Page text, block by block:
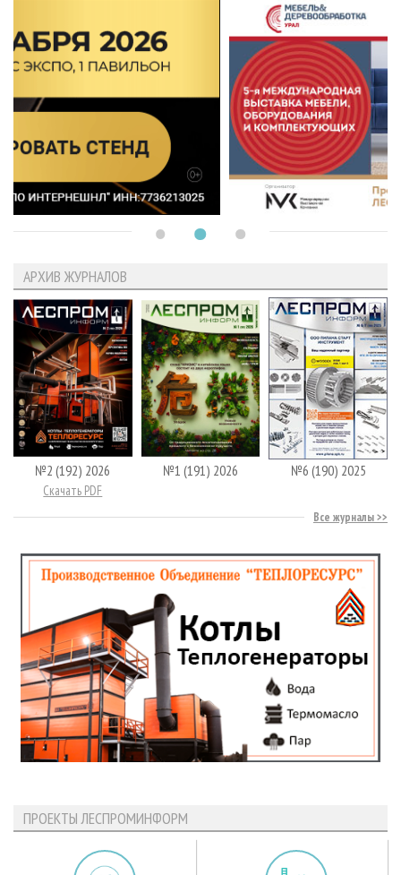
АРХИВ ЖУРНАЛОВ
№2 (192) 2026
Скачать PDF
№1 (191) 2026 №6 (190) 2025
Все журналы
ПРОЕКТЫ ЛЕСПРОМИНФОРМ